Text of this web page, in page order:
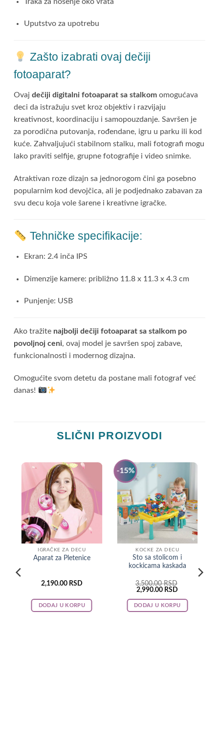
Uputstvo za upotrebu
Zašto izabrati ovaj dečiji
fotoaparat?
Ovajdečiji digitalni fotoaparat sa stalkom omogućava
deci da istražuju svet kroz objektiv i razvijaju
kreativnost, koordinaciju i samopouzdanje. Savršen je
za porodična putovanja, rođendane, igru u parku ili kod
kuće. Zahvaljujući stabilnom stalku, mali fotografi mogu
lako praviti selfije, grupne fotografije i video snimke.
Atraktivan roze dizajn sa jednorogom čini ga posebno
popularnim kod devojčica, ali je podjednako zabavan za
svu decu koja vole šarene i kreativne igračke.
Tehničke specifikacije:
Ekran: 2.4 inča IPS
Dimenzije kamere: približno 11.8 x 11.3 x 4.3 cm
Punjenje: USB
Ako tražite najbolji dečiji fotoaparat sa stalkom po
povoljnoj ceni, ovaj model je savršen spoj zabave,
funkcionalnosti i modernog dizajna.
Omogućite svom detetu da postane mali fotograf već
danas!
SLIČNI PROIZVODI
IGRAČKE ZA DECU
Aparat za Pletenice
2,190.00 RSD
DODAJ U KORPU
-15%
KOCKE ZA DECU
Sto sa stolicom i
kockicama kaskada
3,500.00RSD
Original
was:
3,500.00 RSD.
2,990.00 RSD
is:
2,990.00
DODAJ U KORPU